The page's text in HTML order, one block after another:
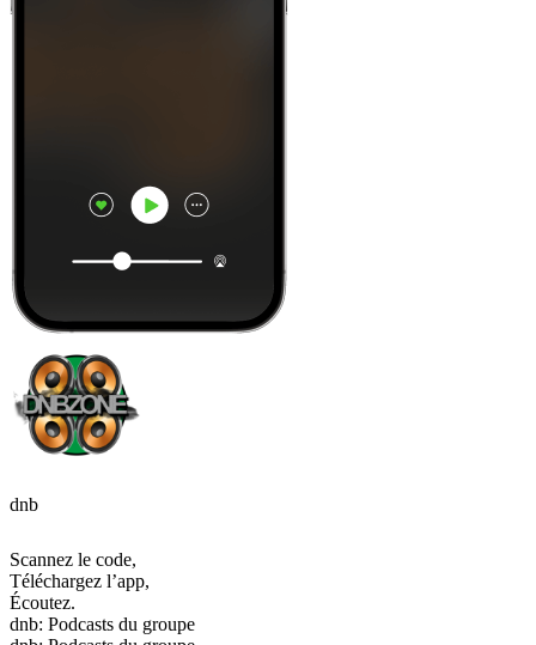
dnb
Scannez le code,
Téléchargez l’app,
Écoutez.
dnb: Podcasts du groupe